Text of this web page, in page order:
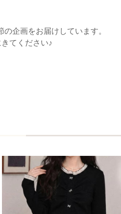
企画をお届けしています。
てください♪